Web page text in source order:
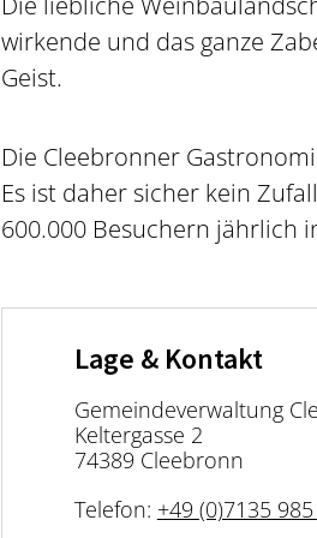
wirkende und das ganze
Geist.
Die Cleebronner
Es ist daher sicher kein
600.000 Besuchern jährlich
Lage & Kontakt
Gemeindeverwaltung
Keltergasse 2
74389 Cleebronn
Telefon: +49 (0)7135